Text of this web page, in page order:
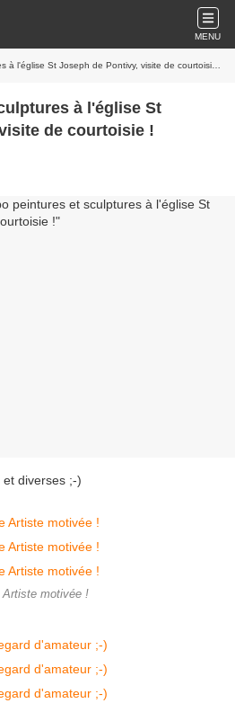
MENU
à l'église St Joseph de Pontivy, visite de courtoisie !
à l'église St
de courtoisie !
diverses ;-)
Artiste motivée !